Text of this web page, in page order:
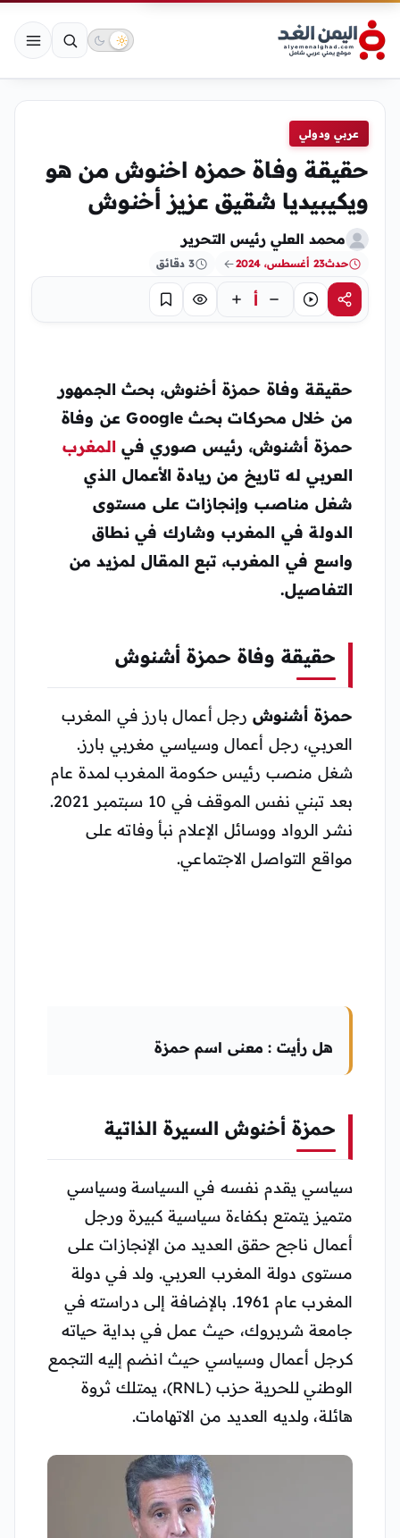
عربي ودولي
حقيقة وفاة حمزه اخنوش من هو
ويكيبيديا شقيق عزيز أخنوش
محمد العلي رئيس التحرير
حدث23 أغسطس، 2024 3 دقائق
مشاركةاستماع أ تركيز حفظ
حقيقة وفاة حمزة أخنوش، بحث الجمهور
من خلال محركات بحث Google عن وفاة
حمزة أشنوش، رئيس صوري في المغرب
العربي له تاريخ من ريادة الأعمال الذي
شغل مناصب وإنجازات على مستوى
الدولة في المغرب وشارك في نطاق
واسع في المغرب، تبع المقال لمزيد من
التفاصيل.
حقيقة وفاة حمزة أشنوش
حمزة أشنوش رجل أعمال بارز في المغرب
العربي، رجل أعمال وسياسي مغربي بارز.
شغل منصب رئيس حكومة المغرب لمدة عام
بعد تبني نفس الموقف في 10 سبتمبر 2021.
نشر الرواد ووسائل الإعلام نبأ وفاته على
مواقع التواصل الاجتماعي.
هل رأيت : معنى اسم حمزة
حمزة أخنوش السيرة الذاتية
سياسي يقدم نفسه في السياسة وسياسي
متميز يتمتع بكفاءة سياسية كبيرة ورجل
أعمال ناجح حقق العديد من الإنجازات على
مستوى دولة المغرب العربي. ولد في دولة
المغرب عام 1961. بالإضافة إلى دراسته في
جامعة شربروك، حيث عمل في بداية حياته
كرجل أعمال وسياسي حيث انضم إليه التجمع
الوطني للحرية حزب (RNL)، يمتلك ثروة
هائلة، ولديه العديد من الاتهامات.